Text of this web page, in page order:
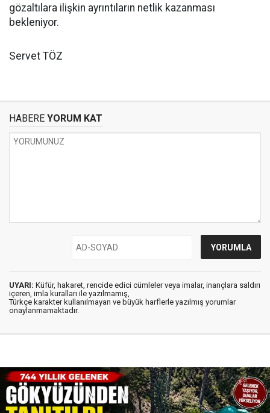
gözaltılara ilişkin ayrıntıların netlik kazanması
bekleniyor.
Servet TÖZ
HABERE YORUM KAT
UYARI: Küfür, hakaret, rencide edici cümleler veya imalar, inançlara saldırı
içeren, imla kuralları ile yazılmamış,
Türkçe karakter kullanılmayan ve büyük harflerle yazılmış yorumlar
onaylanmamaktadır.